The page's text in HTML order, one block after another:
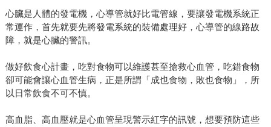
心臟是人體的發電機，心導管就好比電管線，要讓發電機系統正
常運作，首先就要先將發電系統的裝備處理好，心導管的線路故
障，就是心臟的警訊。
做好飲食心計畫，吃對食物可以維護甚至搶救心血管，吃錯食物
卻可能會讓心血管生病，正是所謂「成也食物，敗也食物」，所
以日常飲食不可不慎。
高血脂、高血壓就是心血管呈現警示紅字的訊號，想要預防這些